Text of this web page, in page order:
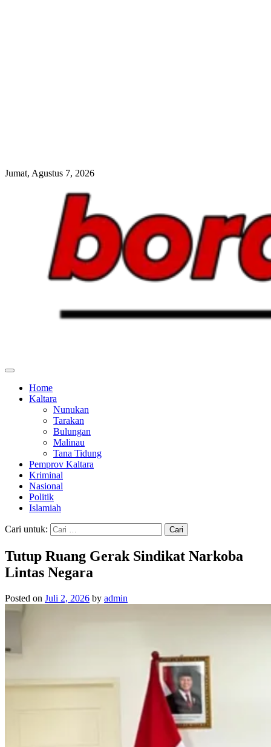
Jumat, Agustus 7, 2026
Home
Kaltara
Nunukan
Tarakan
Bulungan
Malinau
Tana Tidung
Pemprov Kaltara
Kriminal
Nasional
Politik
Islamiah
Cari untuk:
Tutup Ruang Gerak Sindikat Narkoba
Lintas Negara
Posted on Juli 2, 2026 by admin